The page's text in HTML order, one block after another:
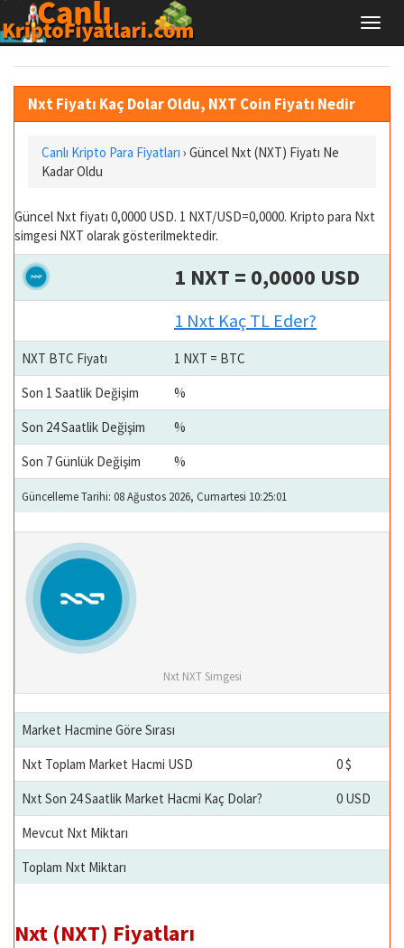
Nxt Fiyatı Kaç Dolar Oldu, NXT Coin Fiyatı Nedir
Canlı Kripto Para Fiyatları › Güncel Nxt (NXT) Fiyatı Ne
Kadar Oldu
Güncel Nxt fiyatı 0,0000 USD. 1 NXT/USD=0,0000. Kripto para Nxt
simgesi NXT olarak gösterilmektedir.
1 NXT = 0,0000 USD
1 Nxt Kaç TL Eder?
NXT BTC Fiyatı
1 NXT = BTC
Son 1 Saatlik Değişim
%
Son 24 Saatlik Değişim
%
Son 7 Günlük Değişim
%
Güncelleme Tarihi: 08 Ağustos 2026, Cumartesi 10:25:01
Nxt NXT Simgesi
Market Hacmine Göre Sırası
Nxt Toplam Market Hacmi USD
0 $
Nxt Son 24 Saatlik Market Hacmi Kaç Dolar?
0 USD
Mevcut Nxt Miktarı
Toplam Nxt Miktarı
Nxt (NXT) Fiyatları